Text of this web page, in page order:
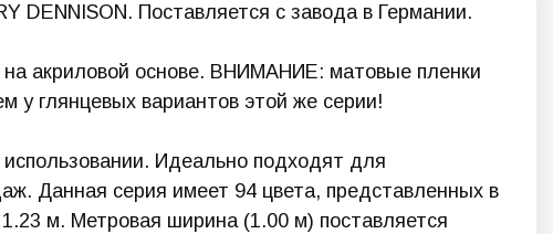
DENNISON. Поставляется с завода в Германии.
акриловой основе. ВНИМАНИЕ: матовые пленки
у глянцевых вариантов этой же серии!
Идеально подходят для
Данная серия имеет 94 цвета, представленных в
м. Метровая ширина (1.00 м) поставляется